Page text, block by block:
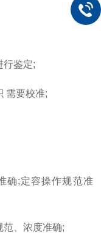
行鉴定;
需要校准;
确;定容操作规范准
范、浓度准确;